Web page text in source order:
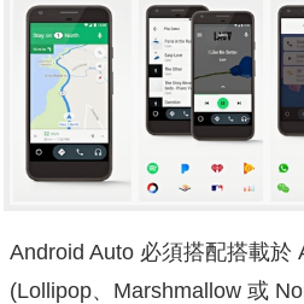
Android Auto 必須搭配搭載於
(Lollipop、Marshmallow 或